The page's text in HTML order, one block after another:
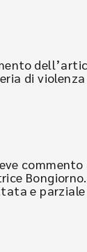
di
e parziale